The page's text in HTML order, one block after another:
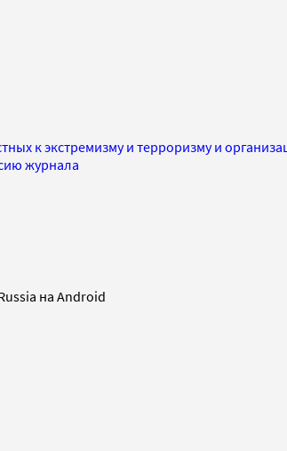
к экстремизму и терроризму и
журнала
на Android